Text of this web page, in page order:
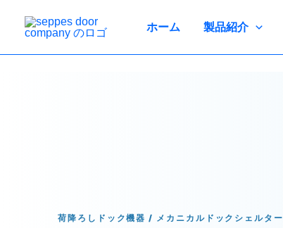
ン
ホーム 製品紹介
荷降ろしドック機器 / メカニカルドックシェルター